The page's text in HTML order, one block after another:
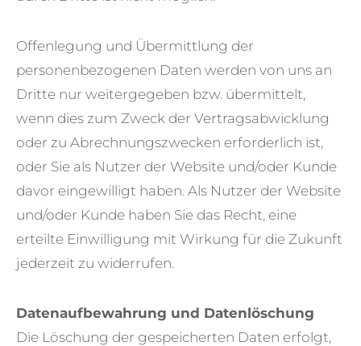
Offenlegung und Übermittlung der
personenbezogenen Daten werden von uns an
Dritte nur weitergegeben bzw. übermittelt,
wenn dies zum Zweck der Vertragsabwicklung
oder zu Abrechnungszwecken erforderlich ist,
oder Sie als Nutzer der Website und/oder Kunde
davor eingewilligt haben. Als Nutzer der Website
und/oder Kunde haben Sie das Recht, eine
erteilte Einwilligung mit Wirkung für die Zukunft
jederzeit zu widerrufen.
Datenaufbewahrung und Datenlöschung
Die Löschung der gespeicherten Daten erfolgt,